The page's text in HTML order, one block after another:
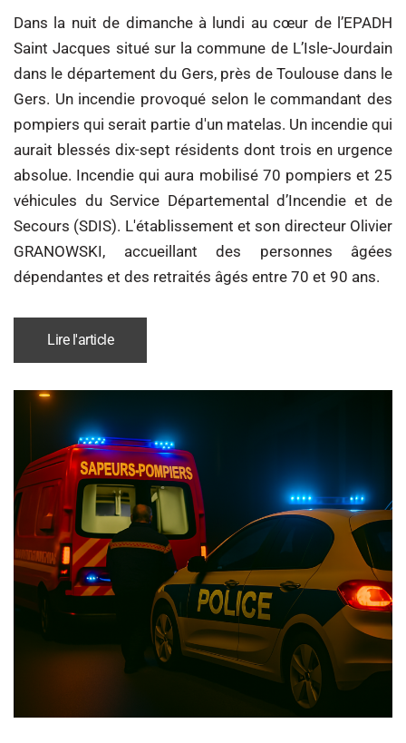
Dans la nuit de dimanche à lundi au cœur de l’EPADH
Saint Jacques situé sur la commune de L’Isle-Jourdain
dans le département du Gers, près de Toulouse dans le
Gers. Un incendie provoqué selon le commandant des
pompiers qui serait partie d'un matelas. Un incendie qui
aurait blessés dix-sept résidents dont trois en urgence
absolue. Incendie qui aura mobilisé 70 pompiers et 25
véhicules du Service Départemental d’Incendie et de
Secours (SDIS). L'établissement et son directeur Olivier
GRANOWSKI, accueillant des personnes âgées
dépendantes et des retraités âgés entre 70 et 90 ans.
Lire l'article